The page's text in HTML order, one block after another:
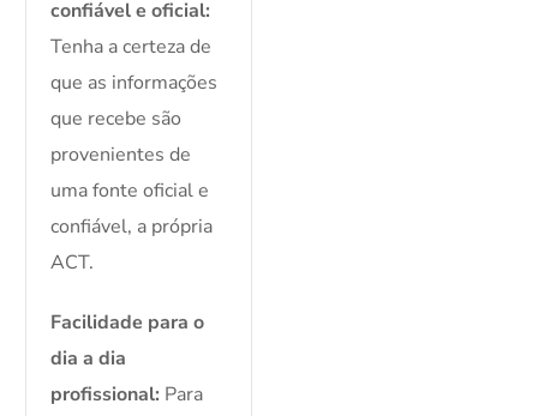
confiável e oficial:
Tenha a certeza de
que as informações
que recebe são
provenientes de
uma fonte oficial e
confiável, a própria
ACT.
Facilidade para o
dia a dia
profissional: Para